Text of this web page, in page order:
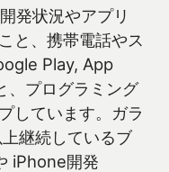
発状況やアプリ
と、携帯電話やス
Play, App
、プログラミング
しています。ガラ
継続しているブ
iPhone開発